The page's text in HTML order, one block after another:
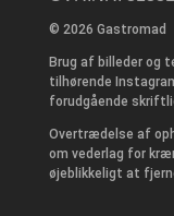
© 2026 Gastromad
Brug af billeder og
tilhørende
forudgående
Overtrædelse af
om vederlag for
øjeblikkeligt at